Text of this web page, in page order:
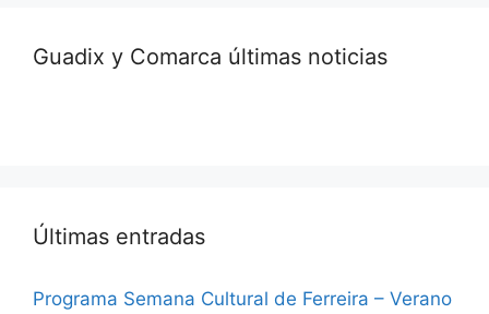
Guadix y Comarca últimas noticias
Últimas entradas
Programa Semana Cultural de Ferreira – Verano